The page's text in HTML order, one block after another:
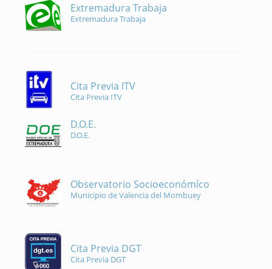
Extremadura Trabaja
Extremadura Trabaja
Cita Previa ITV
Cita Previa ITV
D.O.E.
D.O.E.
Observatorio Socioeconómíco
Municipio de Valencia del Mombuey
Cita Previa DGT
Cita Previa DGT